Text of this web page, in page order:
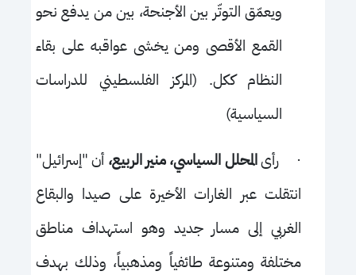
ويعمّق التوتّر بين الأجنحة، بين من يدفع نحو
القمع الأقصى ومن يخشى عواقبه على بقاء
النظام ككل. (المركز الفلسطيني للدراسات
السياسية)
· رأىالمحلل السياسي، منير الربيع، أن "إسرائيل"
انتقلت عبر الغارات الأخيرة على صيدا والبقاع
الغربي إلى مسار جديد وهو استهداف مناطق
مختلفة ومتنوعة طائفياً ومذهبياً، وذلك بهدف